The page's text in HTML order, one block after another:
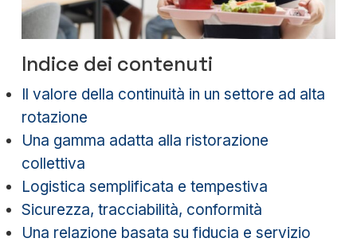
Indice dei contenuti
Il valore della continuità in un settore ad alta
rotazione
Una gamma adatta alla ristorazione
collettiva
Logistica semplificata e tempestiva
Sicurezza, tracciabilità, conformità
Una relazione basata su fiducia e servizio